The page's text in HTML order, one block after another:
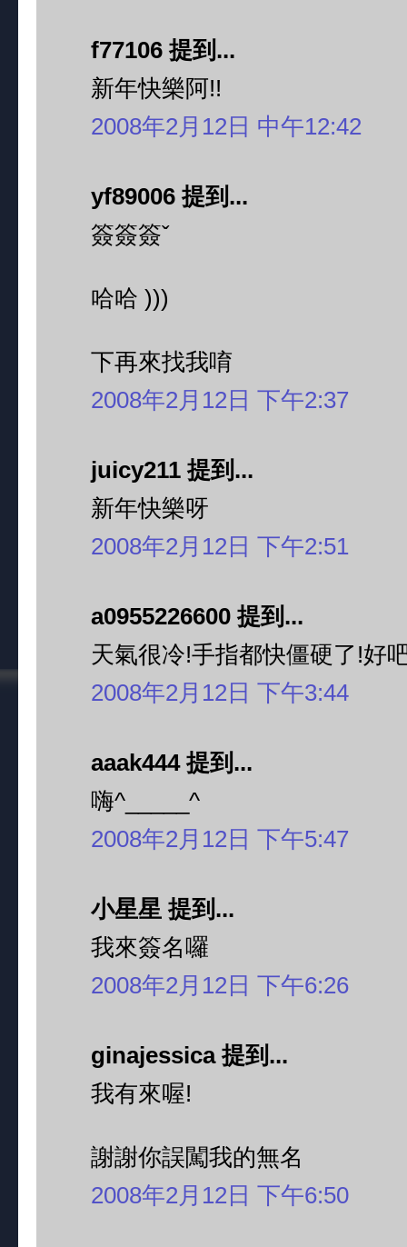
f77106 提到...
新年快樂阿!!
2008年2月12日 中午12:42
yf89006 提到...
簽簽簽ˇ
哈哈 )))
下再來找我唷
2008年2月12日 下午2:37
juicy211 提到...
新年快樂呀
2008年2月12日 下午2:51
a0955226600 提到...
天氣很冷!手指都快僵硬了!好
2008年2月12日 下午3:44
aaak444 提到...
嗨^_____^
2008年2月12日 下午5:47
小星星 提到...
我來簽名囉
2008年2月12日 下午6:26
ginajessica 提到...
我有來喔!
謝謝你誤闖我的無名
2008年2月12日 下午6:50